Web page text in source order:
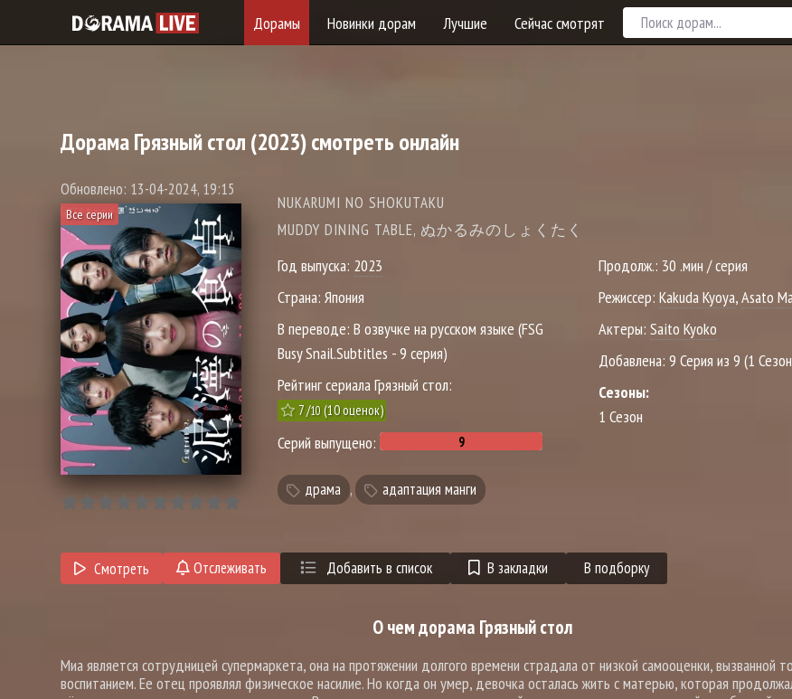
Дорамы Новинки дорам Лучшие Сейчас смотрят
ДорамаГрязный стол (2023) смотреть онлайн
Обновлено: 13-04-2024, 19:15
Все серии
NUKARUMI NO SHOKUTAKU
MUDDY DINING TABLE, ぬかるみのしょくたく
Год выпуска: 2023
Страна: Япония
В переводе: В озвучке на русском языке (FSG
Busy Snail.Subtitles - 9 серия)
Рейтинг сериала Грязный стол:
7/10(10оценок)
Серий выпущено:
Продолж.: 30 .мин / серия
Режиссер: Kakuda Kyoya,Asato
Актеры: Saito Kyoko
Добавлена: 9 Серия из 9 (1
Сезоны:
1 Сезон
драма , адаптация манги
Смотреть Отслеживать Добавить в список В закладки В подборку
О чем дорама Грязный стол
Миа является сотрудницей супермаркета, она на протяжении долгого времени страдала от низкой самооценки, вызванной
воспитанием. Ее отец проявлял физическое насилие. Но когда он умер, девочка осталась жить с матерью, которая